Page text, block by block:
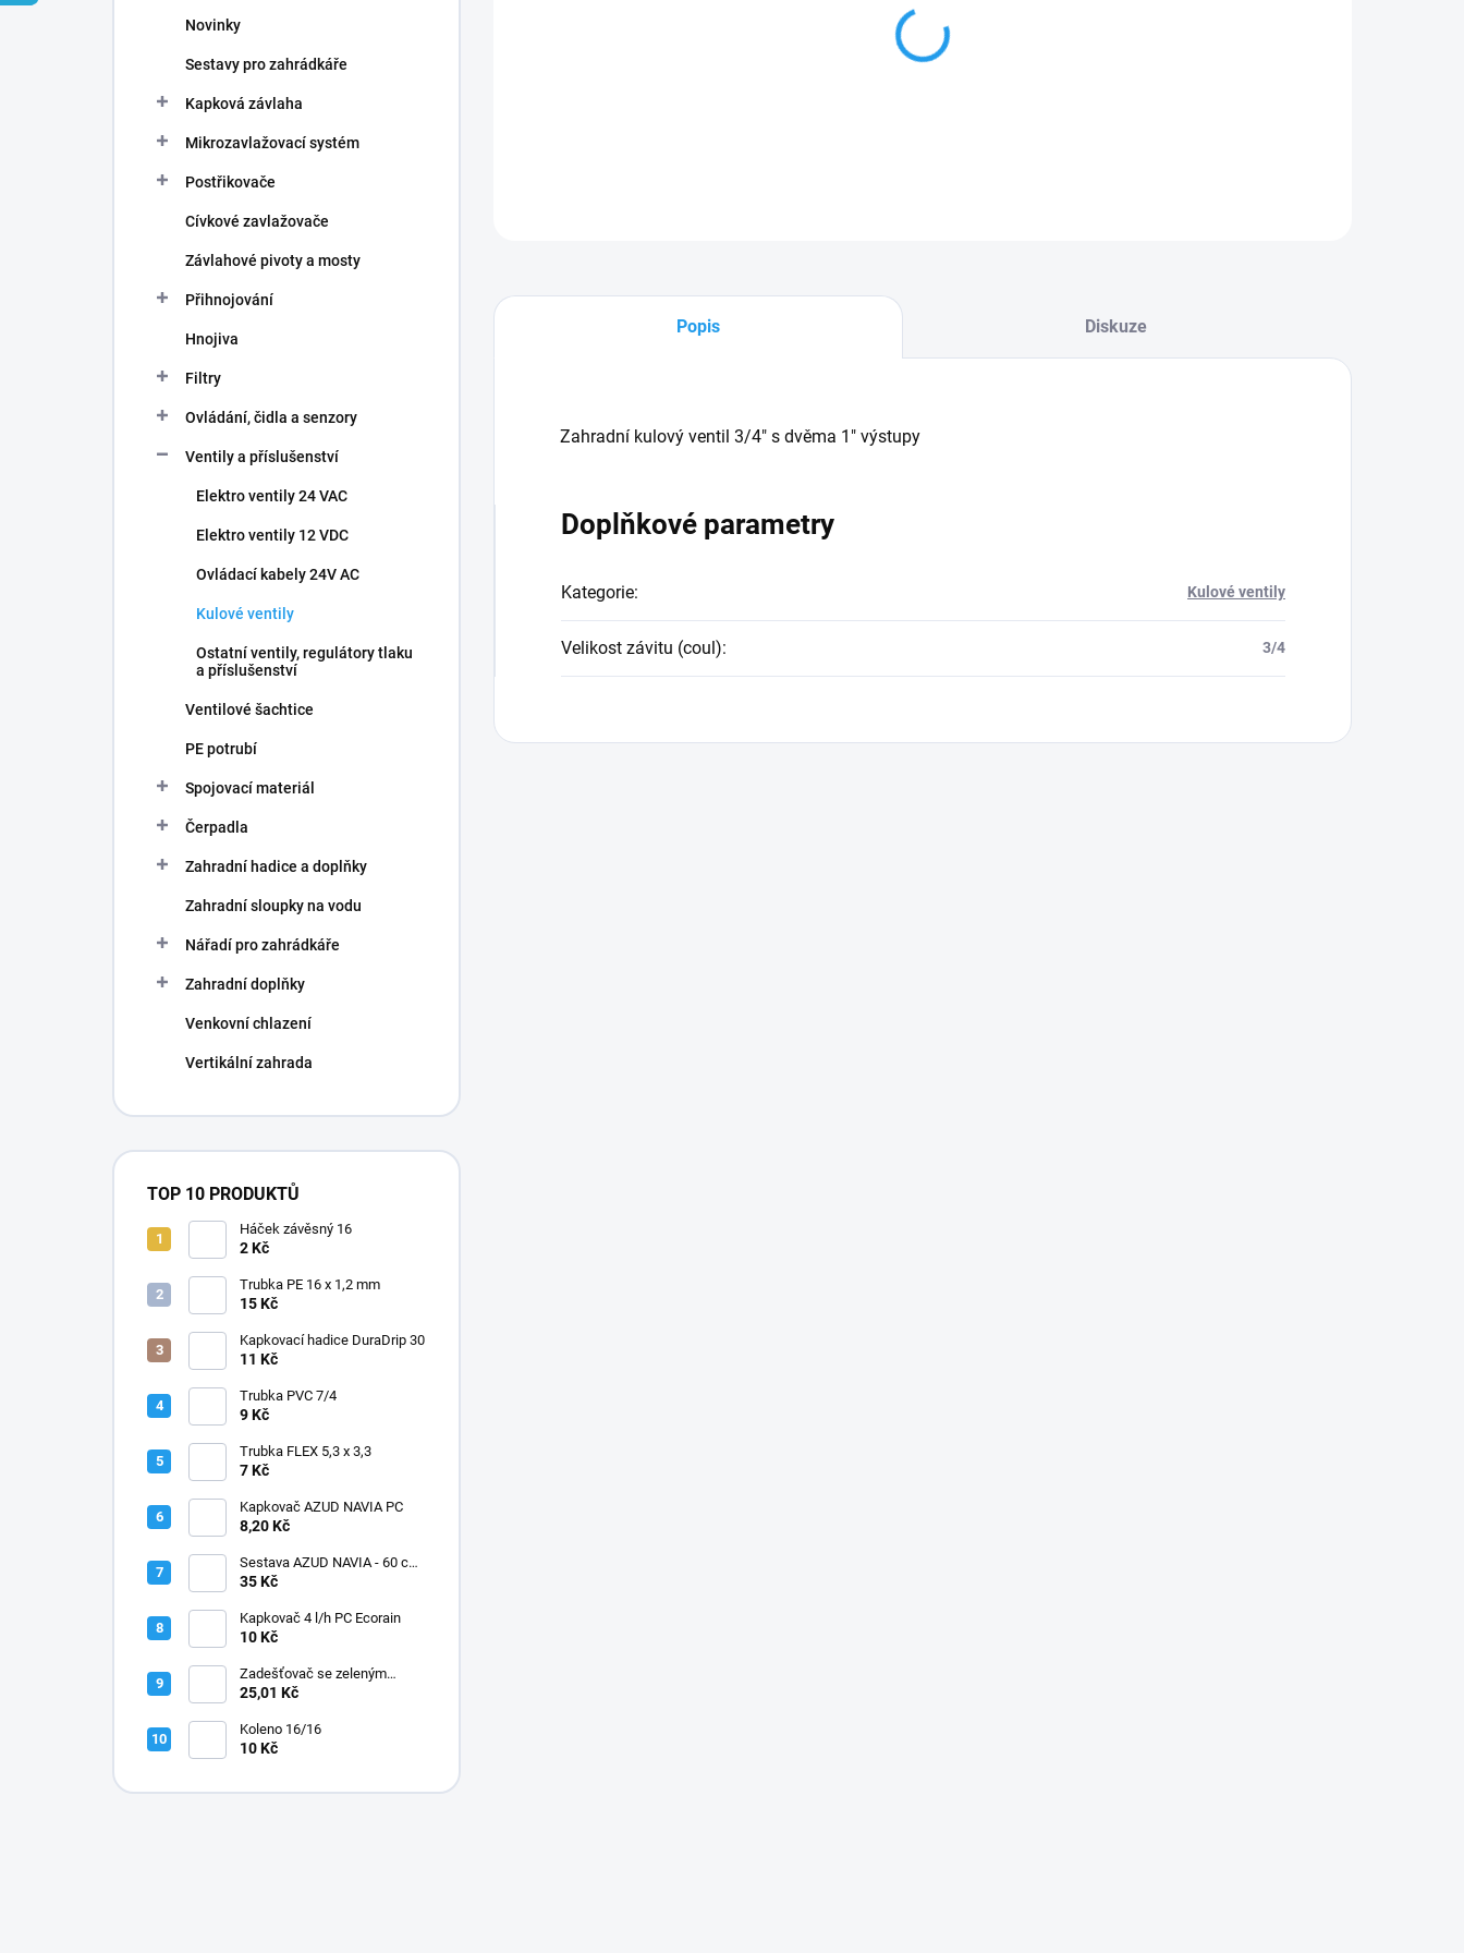
Novinky
Sestavy pro zahrádkáře
Kapková závlaha
Mikrozavlažovací systém
Postřikovače
Cívkové zavlažovače
Závlahové pivoty a mosty
Přihnojování
Hnojiva
Filtry
Ovládání, čidla a senzory
Ventily a příslušenství
Elektro ventily 24 VAC
Elektro ventily 12 VDC
Ovládací kabely 24V AC
Kulové ventily
Ostatní ventily, regulátory tlaku
a příslušenství
Ventilové šachtice
PE potrubí
Spojovací materiál
Čerpadla
Zahradní hadice a doplňky
Zahradní sloupky na vodu
Nářadí pro zahrádkáře
Zahradní doplňky
Venkovní chlazení
Vertikální zahrada
TOP 10 PRODUKTŮ
Háček závěsný 16
2 Kč
Trubka PE 16 x 1,2 mm
15 Kč
Kapkovací hadice DuraDrip 30
11 Kč
Trubka PVC 7/4
9 Kč
Trubka FLEX 5,3 x 3,3
7 Kč
Kapkovač AZUD NAVIA PC
8,20 Kč
Sestava AZUD NAVIA - 60 cm,
jehly zahnuté
35 Kč
Kapkovač 4 l/h PC Ecorain
10 Kč
Zadešťovač se zeleným
rotorem a žlutou tryskou
25,01 Kč
Koleno 16/16
10 Kč
Popis Diskuze
Zahradní kulový ventil 3/4" s dvěma 1" výstupy
Doplňkové parametry
Kategorie: Kulové ventily
Velikost závitu (coul): 3/4